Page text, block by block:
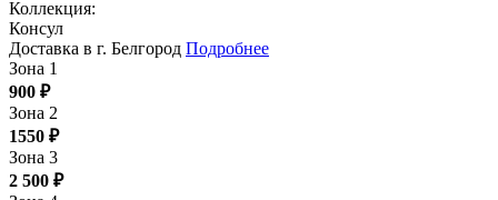
Коллекция:
Консул
Доставка в г. Белгород Подробнее
Зона 1
900 ₽
Зона 2
1550 ₽
Зона 3
2 500 ₽